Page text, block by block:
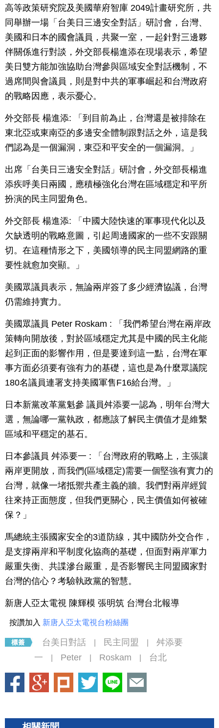
高等政策研究院及美國華府智庫 2049計畫研究所，共
同舉辦一場「台美日三邊安全對話」研討會，台灣、
美國和日本的國會議員，共聚一室，一起針對三邊夥
伴關係進行對談，外交部長楊進添在現場表示，希望
美日雙方能加強協助台灣參與區域安全對話機制，不
過席間與會議員，則是對中共的軍事崛起和台灣政府
的戰略因應，表示憂心。
外交部長 楊進添: 「到目前為止，台灣還是被排除在
東北亞或東南亞的多邊安全體制跟對話之外，這是我
們認為是一個漏洞，東亞和平安全的一個漏洞。」
出席「台美日三邊安全對話」研討會，外交部長楊進
添疾呼美日兩國，應積極強化台灣在區域穩定和平所
扮演的民主同盟角色。
外交部長 楊進添: 「中國大陸快速的軍事現代化以及
欠缺透明的戰略意圖，引起周邊國家的一些不安跟關
切。在這種情形之下，美國領導的民主同盟網路的重
要性就愈加突顯。」
美國眾議員表示，無論兩岸簽了多少經濟協議，台灣
仍需維持實力。
美國眾議員 Peter Roskam : 「我們希望台灣在兩岸政
策轉向開放後，對於區域穩定尤其是中國的民主化能
起到正面的影響作用，但是要達到這一點，台灣在軍
事方面必須要有強有力的基礎，這也是為什麼眾議院
180名議員連署支持美國軍售F16給台灣。」
日本新黨改革黨魁參 議員舛添要一認為，明年台灣大
選，無論哪一黨執政，都應該了解民主價值才是維繫
區域和平穩定的基石。
日本參議員 舛添要一 : 「台灣政府的戰略上，主張讓
兩岸更開放，而我們(區域穩定)需要一個堅強有實力的
台灣，就像一堵抵禦共產主義的牆。我們對兩岸經貿
往來持正面態度，但我們更關心，民主價值如何被確
保？」
馬總統主張國家安全的3道防線，其中國防外交合作，
是支撐兩岸和平制度化協商的基礎，但面對兩岸軍力
嚴重失衡、共諜滲台嚴重，是否影響民主同盟國家對
台灣的信心？考驗執政黨的智慧。
新唐人亞太電視 陳輝模 張明筑 台灣台北報導
按讚加入 新唐人亞太電視台粉絲團
台美日對話 民主同盟
舛添要
一
Peter Roskam 台北